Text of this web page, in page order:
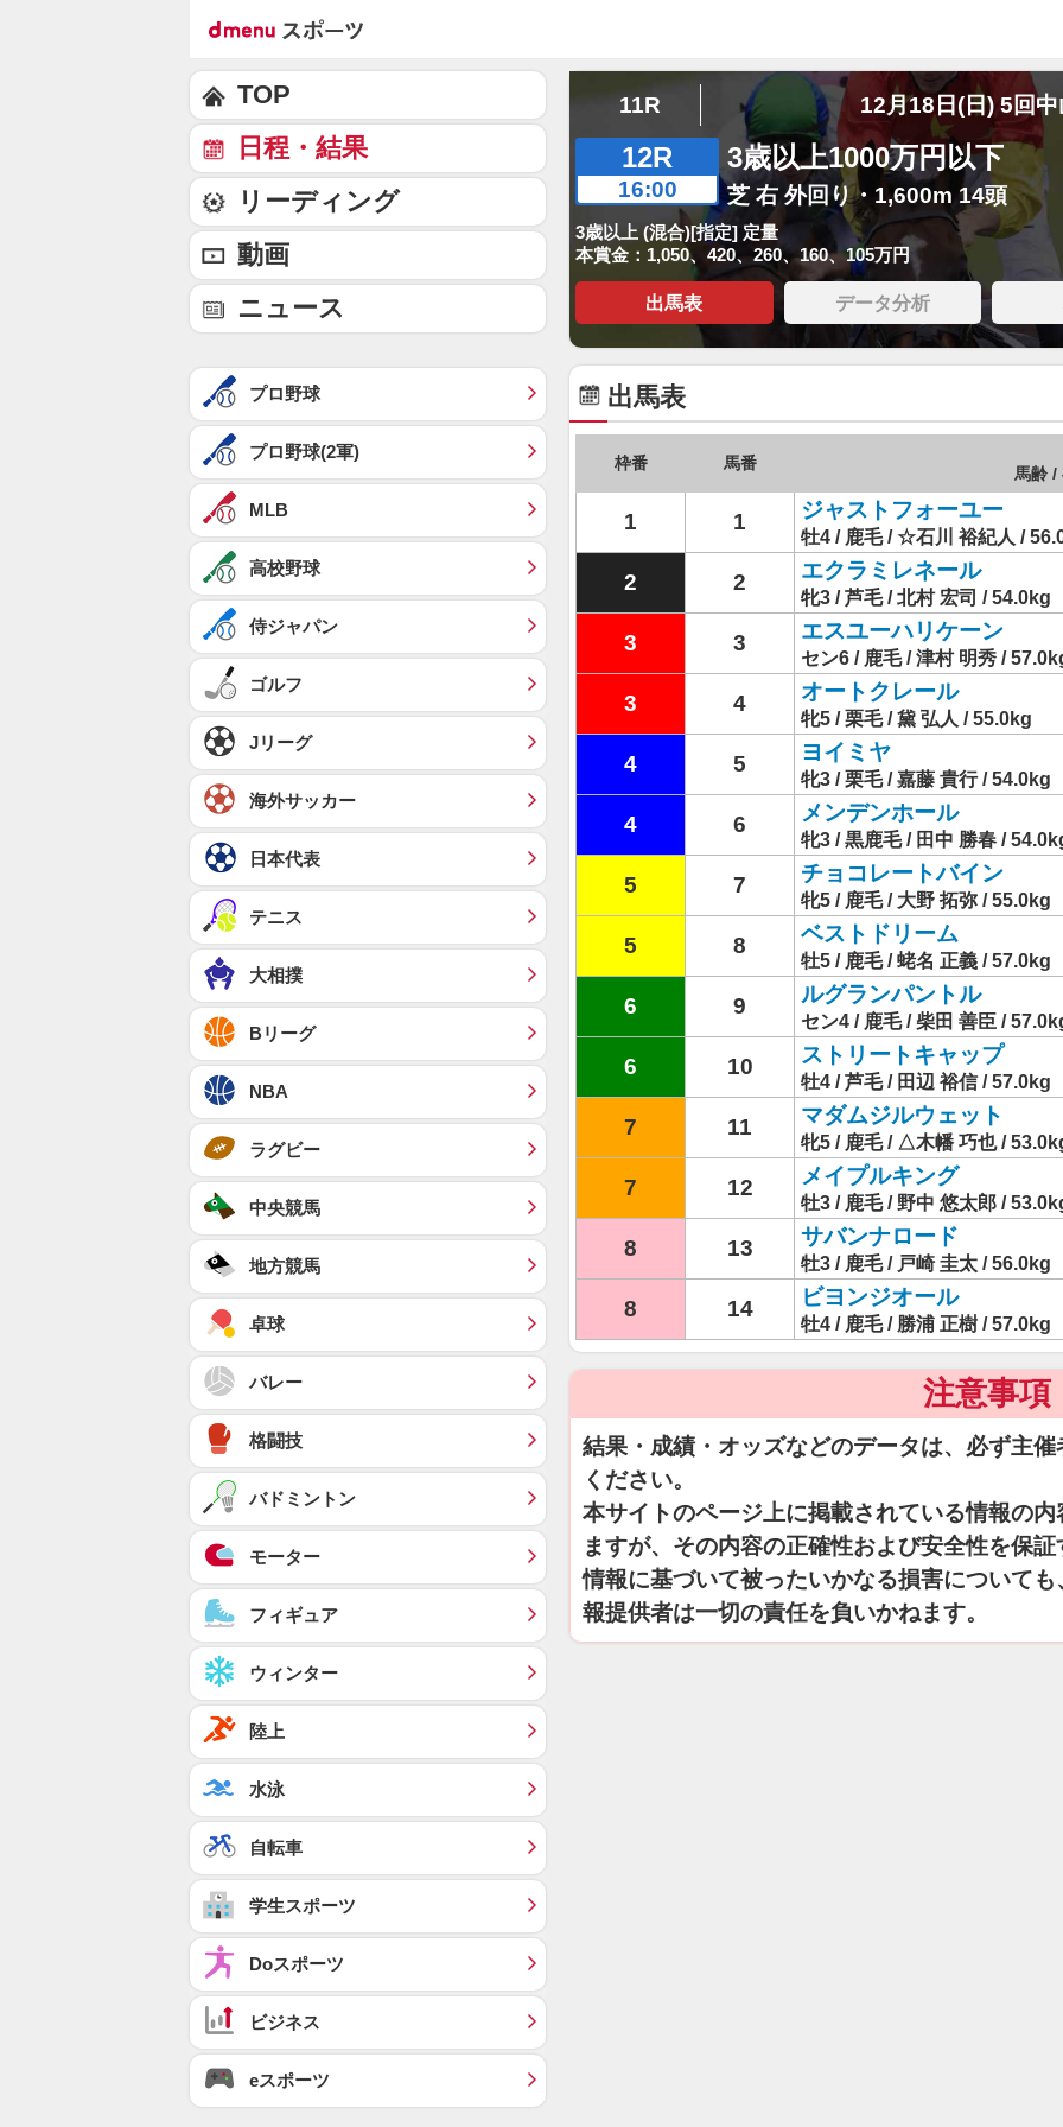
11R 12月18日(日) 5回
12R
16:00
3歳以上1000万円以下
芝 右 外回り・1,600m 14頭
3歳以上 (混合)[指定] 定量
本賞金：1,050、420、260、160、105万円
出馬表 データ分析
出馬表
枠番 馬番
馬齢 /
1 1 ジャストフォーユー
牡4 / 鹿毛 / ☆石川 裕紀人 /
2 2 エクラミレネール
牝3 / 芦毛 / 北村 宏司 / 54.0kg
3 3 エスユーハリケーン
セン6 / 鹿毛 / 津村 明秀 /
3 4 オートクレール
牝5 / 栗毛 / 黛 弘人 / 55.0kg
4 5 ヨイミヤ
牝3 / 栗毛 / 嘉藤 貴行 / 54.0kg
4 6 メンデンホール
牝3 / 黒鹿毛 / 田中 勝春 /
5 7 チョコレートバイン
牝5 / 鹿毛 / 大野 拓弥 / 55.0kg
5 8 ベストドリーム
牡5 / 鹿毛 / 蛯名 正義 / 57.0kg
6 9 ルグランパントル
セン4 / 鹿毛 / 柴田 善臣 /
6 10 ストリートキャップ
牡4 / 芦毛 / 田辺 裕信 / 57.0kg
7 11 マダムジルウェット
牝5 / 鹿毛 / △木幡 巧也 /
7 12 メイプルキング
牡3 / 鹿毛 / 野中 悠太郎 /
8 13 サバンナロード
牡3 / 鹿毛 / 戸崎 圭太 / 56.0kg
8 14 ビヨンジオール
牡4 / 鹿毛 / 勝浦 正樹 / 57.0kg
注意事項
結果・成績・オッズなどのデータは、必ず主
ください。
本サイトのページ上に掲載されている情報の
ますが、その内容の正確性および安全性を保
情報に基づいて被ったいかなる損害について
報提供者は一切の責任を負いかねます。
TOP
日程・結果
リーディング
動画
ニュース
プロ野球
プロ野球(2軍)
MLB
高校野球
侍ジャパン
ゴルフ
Jリーグ
海外サッカー
日本代表
テニス
大相撲
Bリーグ
NBA
ラグビー
中央競馬
地方競馬
卓球
バレー
格闘技
バドミントン
モーター
フィギュア
ウィンター
陸上
水泳
自転車
学生スポーツ
Doスポーツ
ビジネス
eスポーツ